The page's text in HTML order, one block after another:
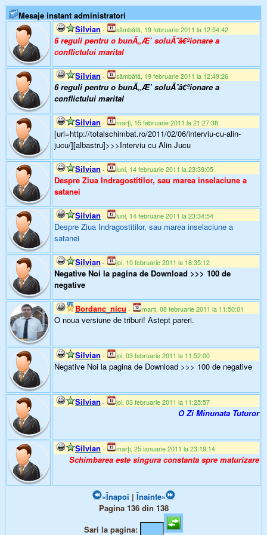
Mesaje instant administratori
Silvian - sâmbătă, 19 februarie 2011 la 12:54:42
6 reguli pentru o bunÃ„Æ’ soluÃˆâ€ºionare a
conflictului marital
Silvian - sâmbătă, 19 februarie 2011 la 12:49:26
6 reguli pentru o bunÃ„Æ’ soluÃˆâ€ºionare a
conflictului marital
Silvian - marți, 15 februarie 2011 la 21:27:38
[url=http://totalschimbat.ro/2011/02/06/interviu-cu-alin-
jucu/][albastru]>>>Interviu cu Alin Jucu
Silvian - luni, 14 februarie 2011 la 23:39:05
Despre Ziua Indragostitilor, sau marea inselaciune a
satanei
Silvian - luni, 14 februarie 2011 la 23:34:54
Despre Ziua Indragostitilor, sau marea inselaciune a
satanei
Silvian - joi, 10 februarie 2011 la 18:35:12
Negative Noi la pagina de Download >>> 100 de
negative
Bordanc_nicu - marți, 08 februarie 2011 la 11:50:01
O noua versiune de triburi! Astept pareri.
Silvian - joi, 03 februarie 2011 la 11:52:00
Negative Noi la pagina de Download >>> 100 de negative
Silvian - joi, 03 februarie 2011 la 11:25:57
O Zi Minunata Tuturor
Silvian - marți, 25 ianuarie 2011 la 23:19:14
Schimbarea este singura constanta spre maturizare
«Înapoi |Înainte»
Pagina 136 din 138
Sari la pagina: